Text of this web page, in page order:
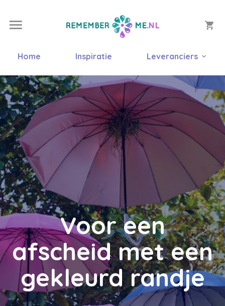
Home Inspiratie Leveranciers
Voor een
afscheid met een
gekleurd randje